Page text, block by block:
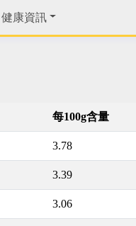
健康資訊
每100g含量
3.78
3.39
3.06